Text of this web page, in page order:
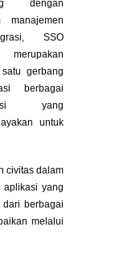
dengan
manajemen
SSO
gerbang
berbagai
yang
untuk
civitas dalam
aplikasi yang
berbagai
melalui